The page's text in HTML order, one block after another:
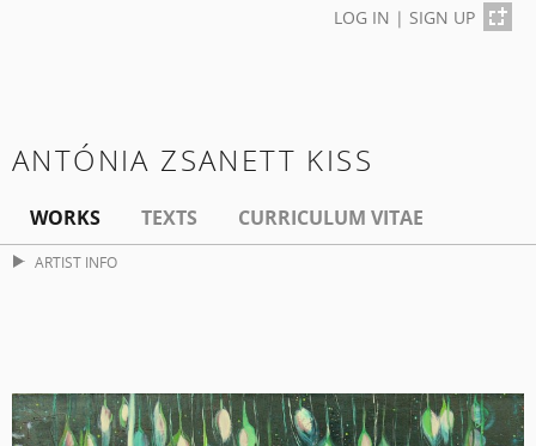
LOG IN | SIGN UP
ANTÓNIA ZSANETT KISS
WORKS TEXTS CURRICULUM VITAE
ARTIST INFO